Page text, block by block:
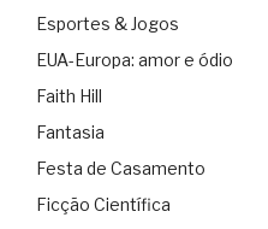
Esportes & Jogos
EUA-Europa: amor e ódio
Faith Hill
Fantasia
Festa de Casamento
Ficção Científica